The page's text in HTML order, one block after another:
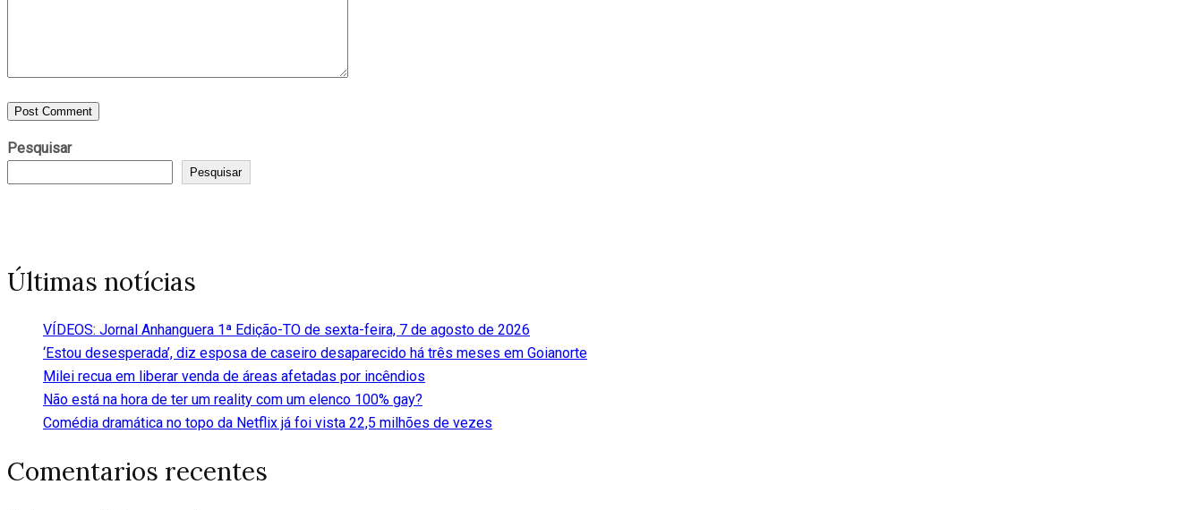
Pesquisar
Pesquisar
Últimas notícias
VÍDEOS: Jornal Anhanguera 1ª Edição-TO de sexta-feira, 7 de agosto de 2026
‘Estou desesperada’, diz esposa de caseiro desaparecido há três meses em Goianorte
Milei recua em liberar venda de áreas afetadas por incêndios
Não está na hora de ter um reality com um elenco 100% gay?
Comédia dramática no topo da Netflix já foi vista 22,5 milhões de vezes
Comentarios recentes